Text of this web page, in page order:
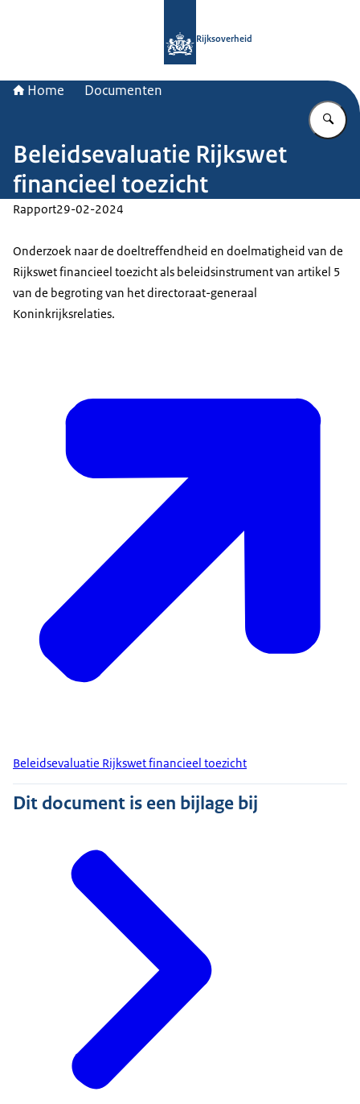
Rijksoverheid
Home Documenten
Beleidsevaluatie Rijkswet
financieel toezicht
Rapport29-02-2024
Onderzoek naar de doeltreffendheid en doelmatigheid van de
Rijkswet financieel toezicht als beleidsinstrument van artikel 5
van de begroting van het directoraat-generaal
Koninkrijksrelaties.
Beleidsevaluatie Rijkswet financieel toezicht
Dit document is een bijlage bij